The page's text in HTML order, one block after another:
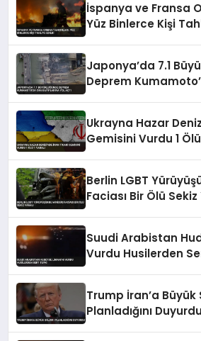
İspanya ve Fransa
Yüz Binlerce Kişi
Japonya’da 7.1
Deprem
Ukrayna Hazar
Gemisini Vurdu 1 Ölü
Berlin LGBT
Faciası Bir Ölü Sekiz
Suudi Arabistan
Vurdu Husilerden
Trump İran’a Büyük
Planladığını Duyurdu